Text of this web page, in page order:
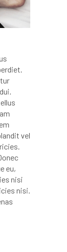
vel
eu,
nisi
nisi.